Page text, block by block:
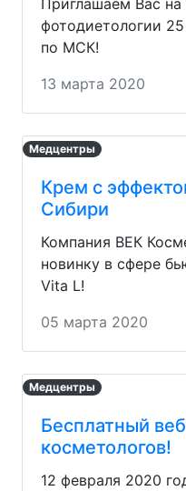
фотодиетологии
по МСК!
13 марта 2020
Медцентры
Крем с
Сибири
Компания ВЕК
новинку в сфере
Vita L!
05 марта 2020
Медцентры
Бесплатный
косметологов!
12 февраля 2020